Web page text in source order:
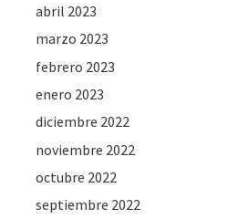
abril 2023
marzo 2023
febrero 2023
enero 2023
diciembre 2022
noviembre 2022
octubre 2022
septiembre 2022